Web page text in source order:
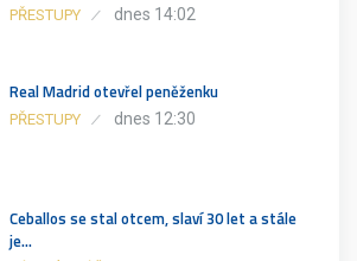
PŘESTUPY dnes 14:02
Real Madrid otevřel peněženku
PŘESTUPY dnes 12:30
Ceballos se stal otcem, slaví 30 let a stále
je…